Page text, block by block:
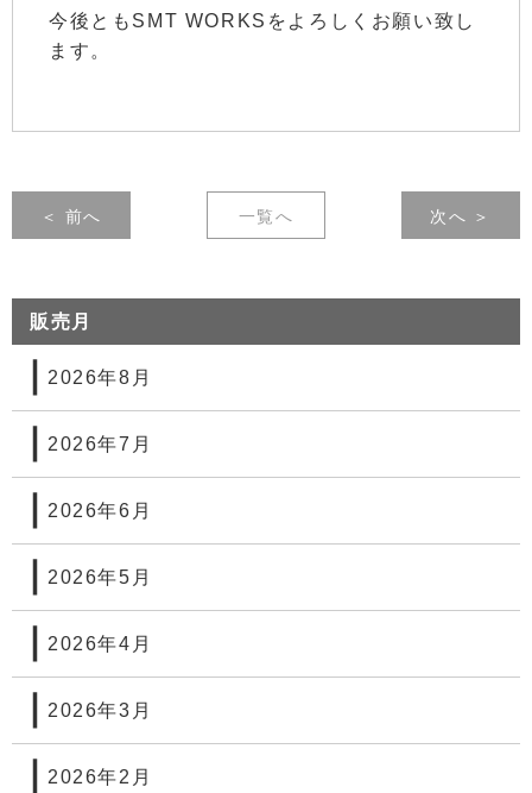
今後ともSMT WORKSをよろしくお願い致し
ます。
＜ 前へ 一覧へ 次へ ＞
販売月
2026年8月
2026年7月
2026年6月
2026年5月
2026年4月
2026年3月
2026年2月